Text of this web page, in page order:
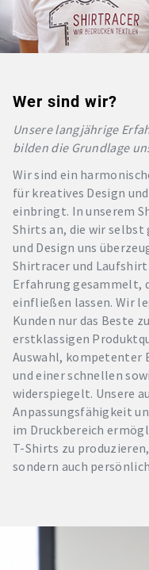
Wer sind wir?
Unsere langjährige
bilden die Grundlage
Wir sind ein
für kreatives Design
einbringt. In unserem
Shirts an, die wir
und Design uns
Shirtracer und
Erfahrung gesammelt,
einfließen lassen. Wir
Kunden nur das Beste
erstklassigen
Auswahl, kompetenter
und einer schnellen
widerspiegelt. Unsere
Anpassungsfähigkeit
im Druckbereich
T-Shirts zu
sondern auch